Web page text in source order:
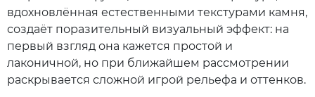
вдохновлённая естественными текстурами камня,
создаёт поразительный визуальный эффект: на
первый взгляд она кажется простой и
лаконичной, но при ближайшем рассмотрении
раскрывается сложной игрой рельефа и оттенков.